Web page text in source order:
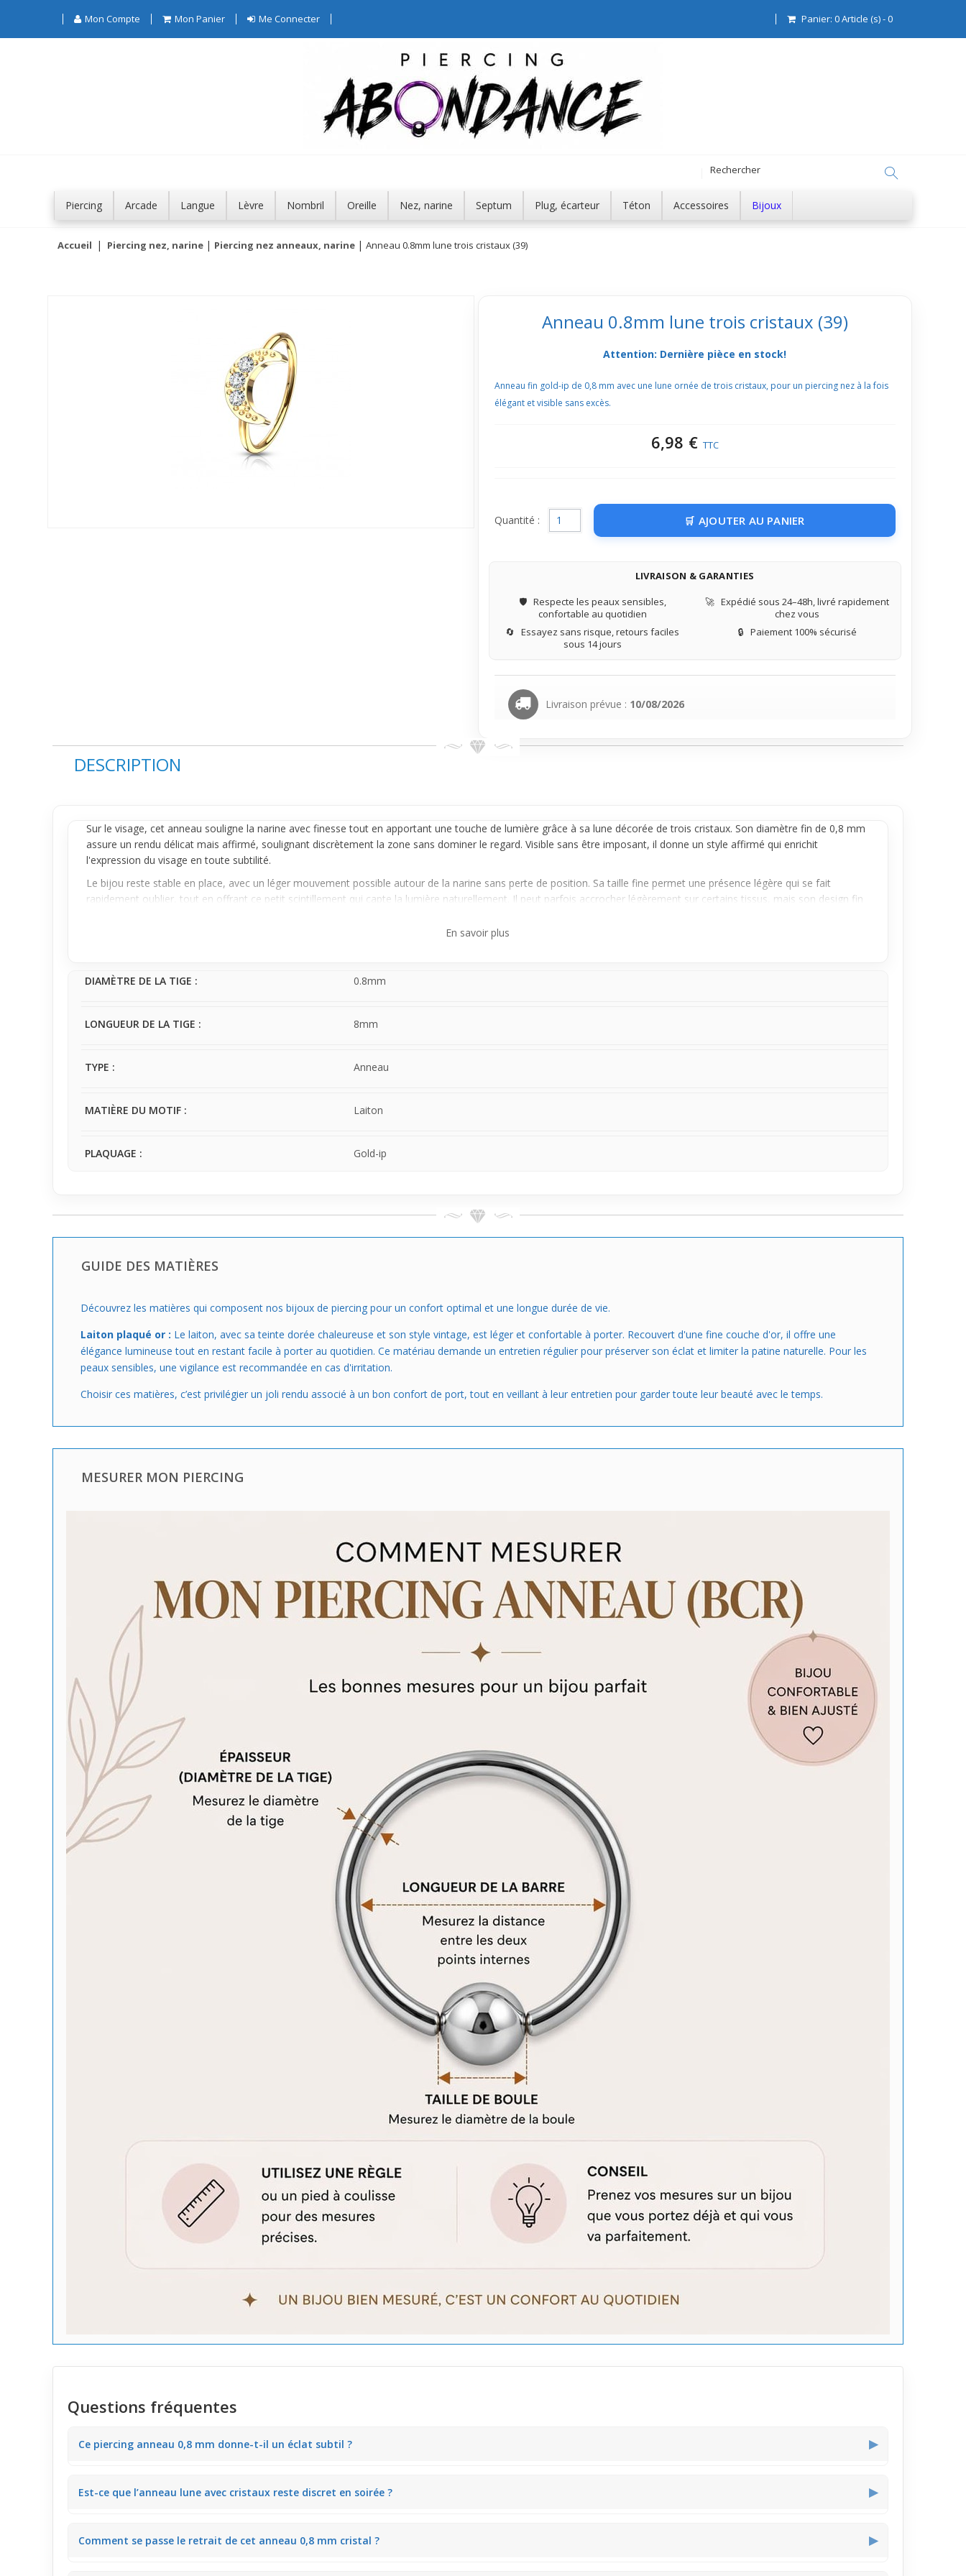
Mon Compte Mon Panier Me Connecter Panier: 0Article (s)-0
Piercing Arcade Langue Lèvre Nombril Oreille Nez, narine Septum Plug, écarteur Téton Accessoires Bijoux
Accueil Piercing nez, narine Piercing nez anneaux, narine Anneau 0.8mm lune trois cristaux (39)
Anneau 0.8mm lune trois cristaux (39)
Attention: Dernière pièce en stock!
Anneau fin gold-ip de 0,8 mm avec une lune ornée de trois cristaux, pour un piercing nez à la fois
élégant et visible sans excès.
6,98 € TTC
Quantité : AJOUTER AU PANIER
LIVRAISON & GARANTIES
🛡️ Respecte les peaux sensibles,
confortable au quotidien
🚀 Expédié sous 24–48h, livré rapidement
chez vous
🔄 Essayez sans risque, retours faciles
sous 14 jours
🔒 Paiement 100% sécurisé
Livraison prévue : 10/08/2026
DESCRIPTION
Sur le visage, cet anneau souligne la narine avec finesse tout en apportant une touche de lumière grâce à sa lune décorée de trois cristaux. Son diamètre fin de 0,8 mm
assure un rendu délicat mais affirmé, soulignant discrètement la zone sans dominer le regard. Visible sans être imposant, il donne un style affirmé qui enrichit
l'expression du visage en toute subtilité.
Le bijou reste stable en place, avec un léger mouvement possible autour de la narine sans perte de position. Sa taille fine permet une présence légère qui se fait
rapidement oublier, tout en offrant ce petit scintillement qui capte la lumière naturellement. Il peut parfois accrocher légèrement sur certains tissus, mais son design fin
Pensé pour ceux qui cherchent à affirmer leur style au quotidien sans excès, cet anneaulune avec cristaux s’intègre parfaitement à un usage régulier. Son design
En savoir plus
DIAMÈTRE DE LA TIGE : 0.8mm
LONGUEUR DE LA TIGE : 8mm
TYPE : Anneau
MATIÈRE DU MOTIF : Laiton
PLAQUAGE : Gold-ip
GUIDE DES MATIÈRES
Découvrez les matières qui composent nos bijoux de piercing pour un confort optimal et une longue durée de vie.
Laiton plaqué or : Le laiton, avec sa teinte dorée chaleureuse et son style vintage, est léger et confortable à porter. Recouvert d'une fine couche d'or, il offre une
élégance lumineuse tout en restant facile à porter au quotidien. Ce matériau demande un entretien régulier pour préserver son éclat et limiter la patine naturelle. Pour les
peaux sensibles, une vigilance est recommandée en cas d'irritation.
Choisir ces matières, c’est privilégier un joli rendu associé à un bon confort de port, tout en veillant à leur entretien pour garder toute leur beauté avec le temps.
MESURER MON PIERCING
Questions fréquentes
Ce piercing anneau 0,8 mm donne-t-il un éclat subtil ? ▶
touche élégante au quotidien.
Est-ce que l’anneau lune avec cristaux reste discret en soirée ? ▶
de soirée sans surcharger le style.
Comment se passe le retrait de cet anneau 0,8 mm cristal ? ▶